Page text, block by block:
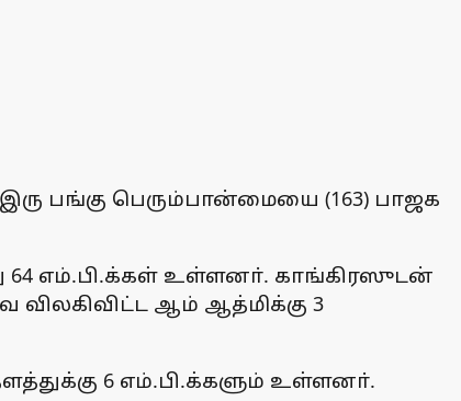
பங்கு பெரும்பான்மையை (163) பாஜக
64 எம்.பி.க்கள் உள்ளனா். காங்கிரஸுடன்
விலகிவிட்ட ஆம் ஆத்மிக்கு 3
6 எம்.பி.க்களும் உள்ளனா்.